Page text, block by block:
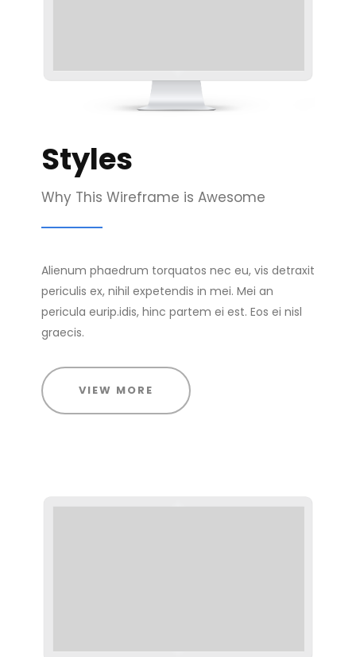
Styles
Why This Wireframe is Awesome
Alienum phaedrum torquatos nec eu, vis detraxit
periculis ex, nihil expetendis in mei. Mei an
pericula eurip.idis, hinc partem ei est. Eos ei nisl
graecis.
VIEW MORE